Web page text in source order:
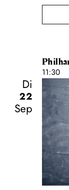
11:30
Di
22
Sep